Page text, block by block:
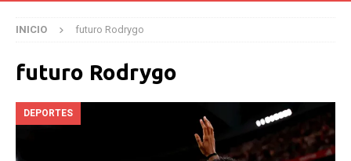
INICIO futuro Rodrygo
futuro Rodrygo
DEPORTES